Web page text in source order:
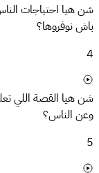
شن هيا احتياجات
باش نوفروها؟
4
شن هيا القصة اللي
وعن الناس؟
5